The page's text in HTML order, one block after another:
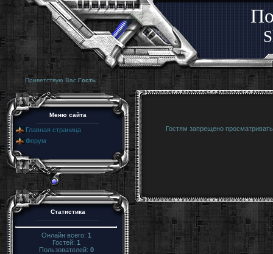
Приветствую Вас Гость
Меню сайта
Главная страница
Форум
Статистика
Онлайн всего: 1
Гостей: 1
Пользователей: 0
Гостям запрещено